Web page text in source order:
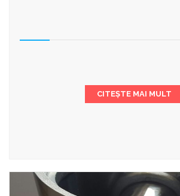
CITEȘTE MAI MULT